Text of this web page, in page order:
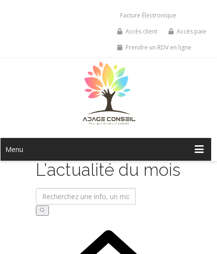
Facture Électronique
Accès client
Accès paie
Prendre un RDV en ligne
Menu
L'actualité du mois